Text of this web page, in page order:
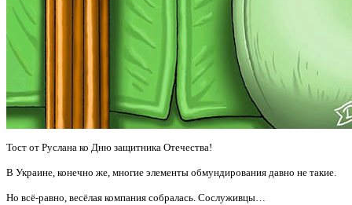
Тост от Руслана ко Дню защитника Отечества!
В Украине, конечно же, многие элементы обмундирования давно не такие.
Но всё-равно, весёлая компания собралась. Сослуживцы…